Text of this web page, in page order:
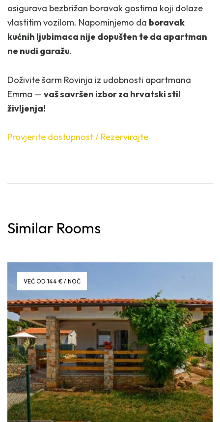
osigurava bezbrižan boravak gostima koji dolaze
vlastitim vozilom. Napominjemo da boravak
kućnih ljubimaca nije dopušten te da apartman
ne nudi garažu.
Doživite šarm Rovinja iz udobnosti apartmana
Emma — vaš savršen izbor za hrvatski stil
življenja!
Provjerite dostupnost / Rezervirajte
Similar Rooms
VEĆ OD 144 € / NOĆ